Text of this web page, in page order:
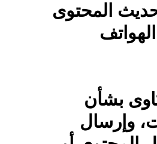
المحتوى
بشأن
وإرسال